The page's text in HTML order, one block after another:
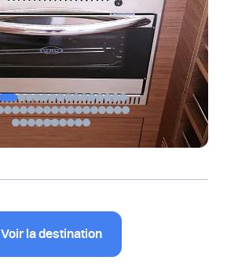
Voir la destination